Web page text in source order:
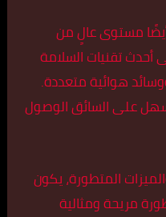
مستوى عالٍ من
أحدث تقنيات السلامة
هوائية متعددة.
على السائق الوصول
المتطورة، يكون
مريحة ومثالية